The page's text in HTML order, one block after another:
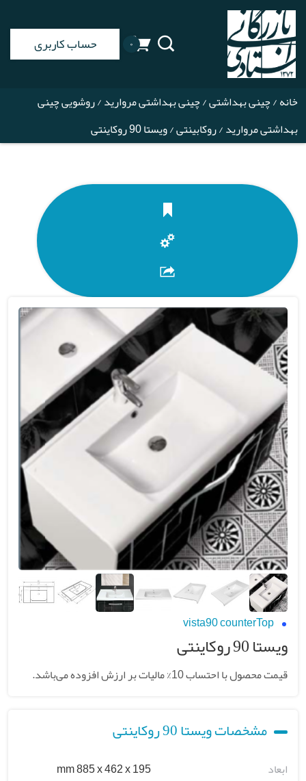
۰ حساب کاربری
خانه/چینی بهداشتی/چینی بهداشتی مروارید/روشویی چینی
بهداشتی مروارید/روکابینتی/ ویستا 90 روکاینتی
vista90 counterTop
ویستا 90 روکاینتی
قیمت محصول با احتساب 10% مالیات بر ارزش افزوده می‌باشد.
مشخصات ویستا 90 روکاینتی
ابعاد
mm 885 x 462 x 195